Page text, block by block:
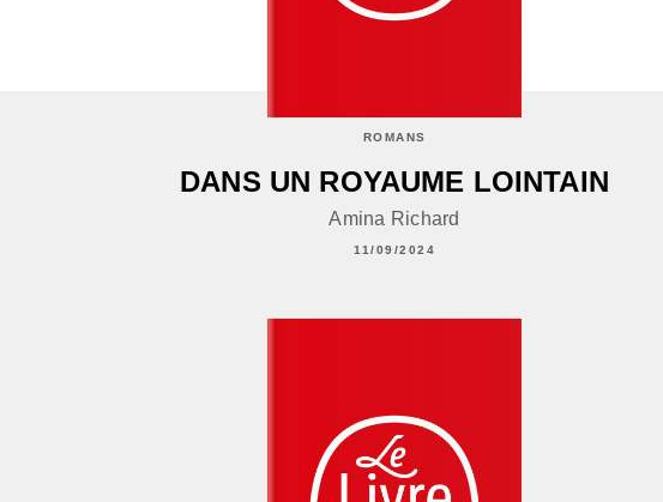
ROMANS
DANS UN ROYAUME LOINTAIN
Amina Richard
11/09/2024